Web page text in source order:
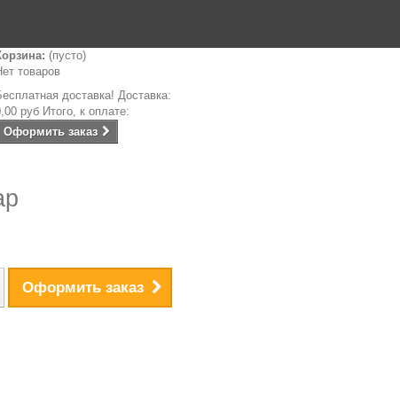
(пусто)
товаров
доставка!Доставка:
руб Итого, к оплате:
Оформить заказ
Оформить заказ